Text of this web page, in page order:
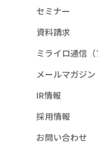
セミナー
資料請求
ミライロ通信（
メールマガジン
IR情報
採用情報
お問い合わせ